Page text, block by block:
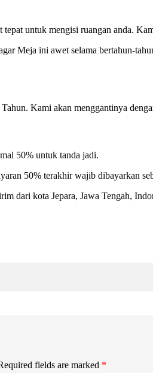
untuk mengisi ruangan anda.
Meja ini awet selama bertahun-
Kami akan menggantinya
50% untuk tanda jadi.
50% terakhir wajib dibayarkan
dari kota Jepara, Jawa Tengah,
fields are marked *